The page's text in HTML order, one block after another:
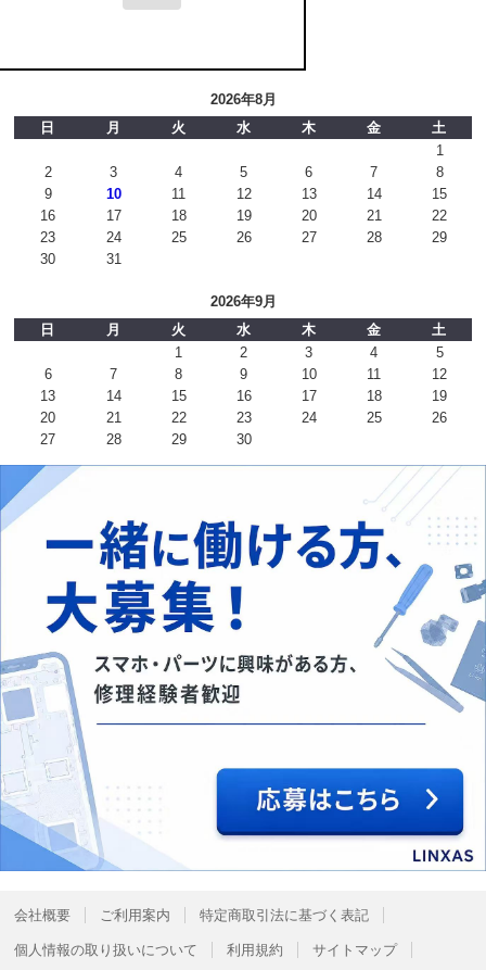
2026年8月
日
月 火 水 木 金
土
1
2
3 4 5 6 7
8
9
10 11 12 13 14
15
16
17 18 19 20 21
22
23
24 25 26 27 28
29
30
31
2026年9月
日
月 火 水 木 金
土
1
2 3 4
5
6
7 8 9 10 11
12
13
14 15 16 17 18
19
20
21 22 23 24 25
26
27
28 29 30
会社概要 ご利用案内 特定商取引法に基づく表記
個人情報の取り扱いについて 利用規約 サイトマップ